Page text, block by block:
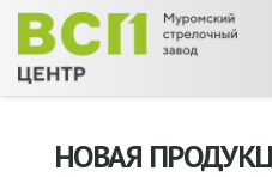
НОВАЯ